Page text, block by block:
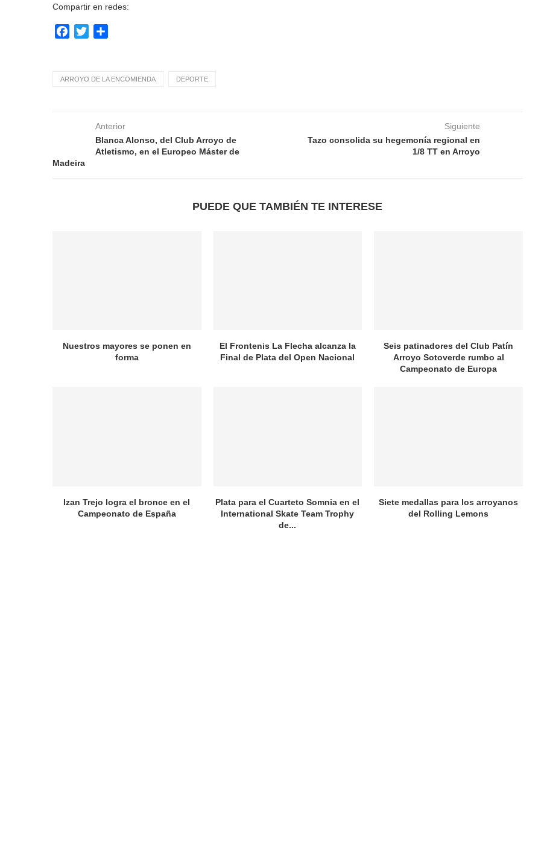
Compartir en redes:
Facebook
Twitter
ARROYO DE LA ENCOMIENDA DEPORTE
Anterior
Blanca Alonso, del Club Arroyo de
Atletismo, en el Europeo Máster de
Madeira
Siguiente
Tazo consolida su hegemonía regional en
1/8 TT en Arroyo
PUEDE QUE TAMBIÉN TE INTERESE
Nuestros mayores se ponen en
forma
El Frontenis La Flecha alcanza la
Final de Plata del Open Nacional
Seis patinadores del Club Patín
Arroyo Sotoverde rumbo al
Campeonato de Europa
Izan Trejo logra el bronce en el
Campeonato de España
Plata para el Cuarteto Somnia en el
International Skate Team Trophy
de...
Siete medallas para los arroyanos
del Rolling Lemons